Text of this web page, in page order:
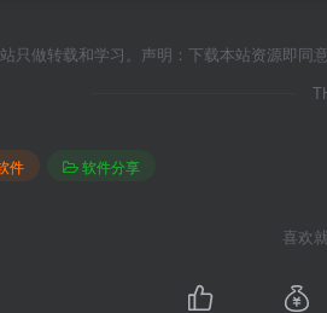
只做转载和学习。声明：下载本站资源即同
件 软件分享
喜欢